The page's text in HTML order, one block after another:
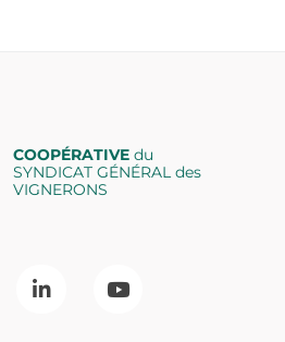
COOPÉRATIVEdu
SYNDICAT GÉNÉRAL des
VIGNERONS